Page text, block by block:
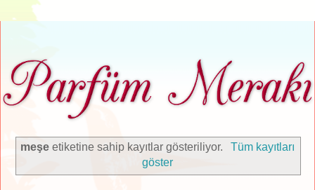
meşe etiketine sahip kayıtlar gösteriliyor.
Tüm kayıtları
göster